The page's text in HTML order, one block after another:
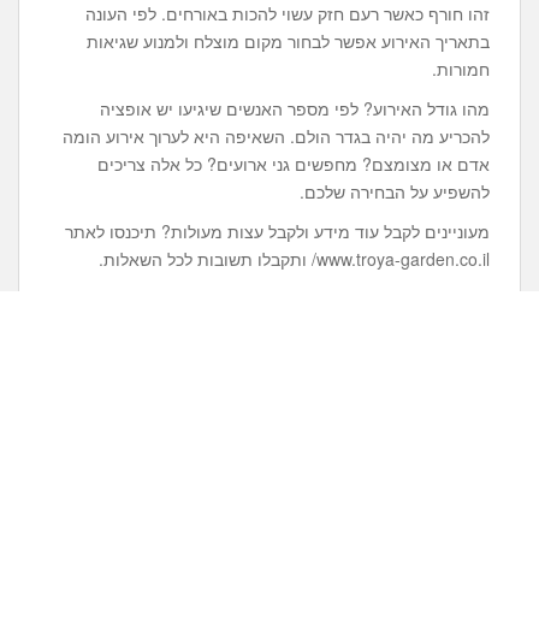
זהו חורף כאשר רעם חזק עשוי להכות באורחים. לפי העונה
בתאריך האירוע אפשר לבחור מקום מוצלח ולמנוע שגיאות
חמורות.
מהו גודל האירוע? לפי מספר האנשים שיגיעו יש אופציה
להכריע מה יהיה בגדר הולם. השאיפה היא לערוך אירוע הומה
אדם או מצומצם? מחפשים גני ארועים? כל אלה צריכים
להשפיע על הבחירה שלכם.
מעוניינים לקבל עוד מידע ולקבל עצות מעולות? תיכנסו לאתר
www.troya-garden.co.il/ ותקבלו תשובות לכל השאלות.